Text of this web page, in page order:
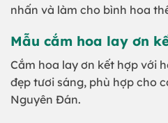
nhấn và làm cho bình hoa
Mẫu cắm hoa lay ơn
Cắm hoa lay ơn kết hợp với
đẹp tươi sáng, phù hợp cho
Nguyên Đán.